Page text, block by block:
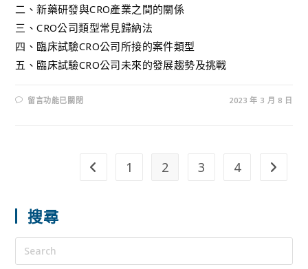
二、新藥研發與CRO產業之間的關係
三、CRO公司類型常見歸納法
四、臨床試驗CRO公司所接的案件類型
五、臨床試驗CRO公司未來的發展趨勢及挑戰
留言功能已關閉 2023 年 3 月 8 日
1 2 3 4
搜尋